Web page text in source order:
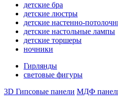
детские бра
детские люстры
детские настенно-
детские настольные лампы
детские торшеры
ночники
Гирлянды
световые фигуры
3D Гипсовые панели МДФ